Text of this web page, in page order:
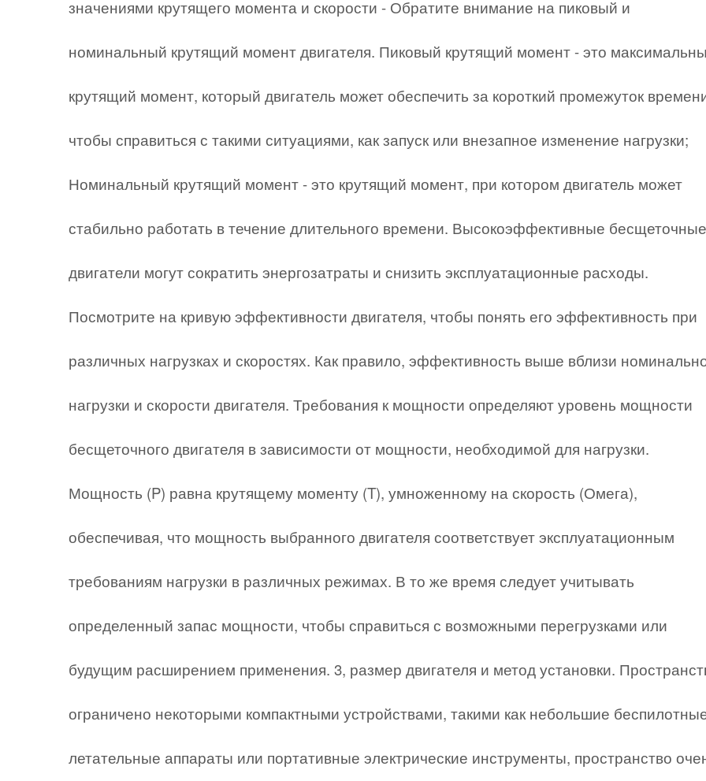
значениями крутящего момента и скорости - Обратите внимание на пиковый и
номинальный крутящий момент двигателя. Пиковый крутящий момент - это
крутящий момент, который двигатель может обеспечить за короткий промежуток
чтобы справиться с такими ситуациями, как запуск или внезапное изменение нагрузки;
Номинальный крутящий момент - это крутящий момент, при котором двигатель может
стабильно работать в течение длительного времени. Высокоэффективные бесщеточные
двигатели могут сократить энергозатраты и снизить эксплуатационные расходы.
Посмотрите на кривую эффективности двигателя, чтобы понять его эффективность при
различных нагрузках и скоростях. Как правило, эффективность выше вблизи
нагрузки и скорости двигателя. Требования к мощности определяют уровень мощности
бесщеточного двигателя в зависимости от мощности, необходимой для нагрузки.
Мощность (P) равна крутящему моменту (T), умноженному на скорость (Омега),
обеспечивая, что мощность выбранного двигателя соответствует эксплуатационным
требованиям нагрузки в различных режимах. В то же время следует учитывать
определенный запас мощности, чтобы справиться с возможными перегрузками или
будущим расширением применения. 3, размер двигателя и метод установки.
ограничено некоторыми компактными устройствами, такими как небольшие
летательные аппараты или портативные электрические инструменты, пространство